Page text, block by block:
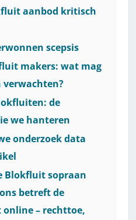
aanbod kritisch
scepsis
makers: wat mag
verwachten?
de
we hanteren
onderzoek data
Blokfluit sopraan
betreft de
– rechttoe,